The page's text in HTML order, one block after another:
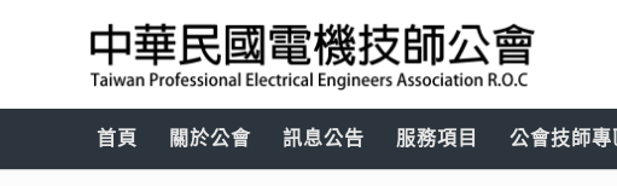
首頁 關於公會 訊息公告 服務項目 公會技師